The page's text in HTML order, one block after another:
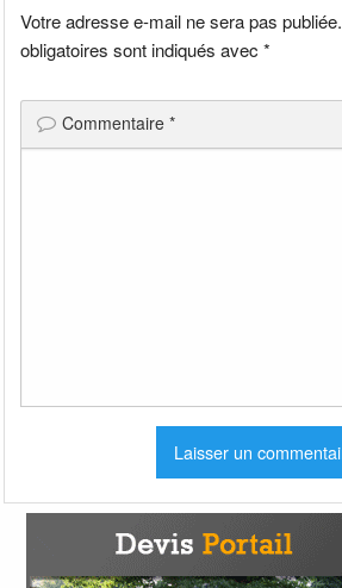
Votre adresse e-mail ne sera pas publiée.
obligatoires sont indiqués avec*
Commentaire*